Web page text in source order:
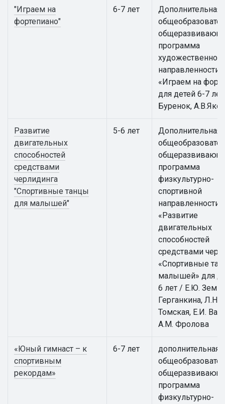
"Играем на
фортепиано"
6-7 лет
Дополнительная
программа
художественной
направленности
«Играем на
для детей 6-7
Буренок,
Развитие
двигательных
способностей
средствами
черлидинга
"Спортивные танцы
для малышей"
5-6 лет
Дополнительная
программа
физкультурно-
спортивной
направленности
«Развитие
двигательных
способностей
средствами
«Спортивные
малышей» для
6 лет / Е.Ю.
Герганкина, Л.Н.
Томская, Е.И.
А.М. Фролова
«Юный гимнаст – к
спортивным
рекордам»
6-7 лет
дополнительная
программа
физкультурно-